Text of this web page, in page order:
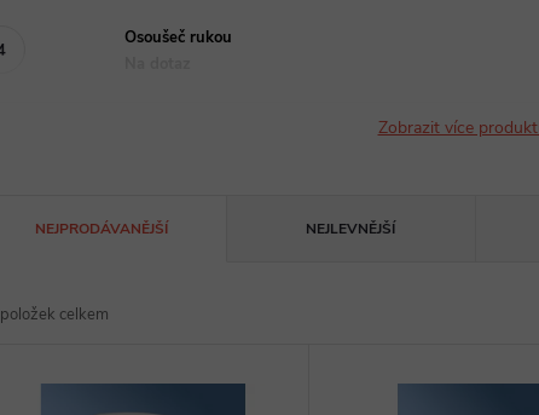
Osoušeč rukou
Zobrazit více
NEJPRODÁVANĚJŠÍ NEJLEVNĚJŠÍ
položek celkem